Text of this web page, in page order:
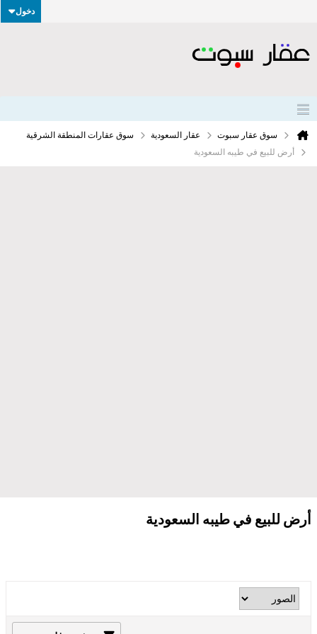
دخول
سوق عقار سبوت عقار السعودية
سوق عقارات المنطقة الشرقية
أرض للبيع في طيبه السعودية
أرض للبيع في طيبه السعودية